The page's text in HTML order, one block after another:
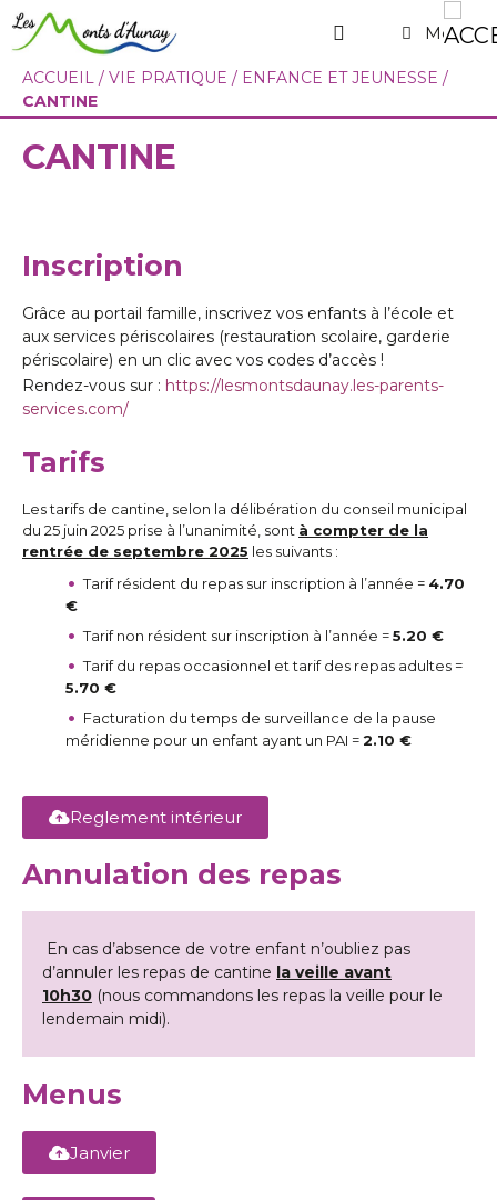
Menu
ACCUEIL / VIE PRATIQUE / ENFANCE ET JEUNESSE /
CANTINE
CANTINE
Inscription
Grâce au portail famille, inscrivez vos enfants à l’école et
aux services périscolaires (restauration scolaire, garderie
périscolaire) en un clic avec vos codes d’accès !
Rendez-vous sur : https://lesmontsdaunay.les-parents-
services.com/
Tarifs
Les tarifs de cantine, selon la délibération du conseil municipal
du 25 juin 2025 prise à l’unanimité, sont à compter de la
rentrée de septembre 2025 les suivants :
Tarif résident du repas sur inscription à l’année = 4.70
€
Tarif non résident sur inscription à l’année =5.20 €
Tarif du repas occasionnel et tarif des repas adultes =
5.70 €
Facturation du temps de surveillance de la pause
méridienne pour un enfant ayant un PAI =2.10 €
Reglement intérieur
Annulation des repas
En cas d’absence de votre enfant n’oubliez pas
d’annuler les repas de cantine la veille avant
10h30 (nous commandons les repas la veille pour le
lendemain midi).
Menus
Janvier